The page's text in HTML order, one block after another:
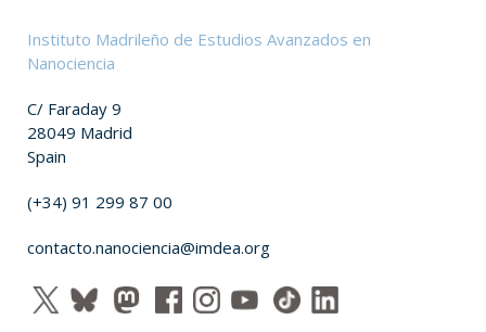
Instituto Madrileño de Estudios Avanzados en
Nanociencia
C/ Faraday 9
28049 Madrid
Spain
(+34) 91 299 87 00
contacto.nanociencia@imdea.org